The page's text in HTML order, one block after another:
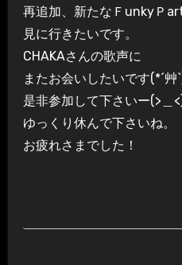
再追加、新たなＦunkyＰ
見に行きたいです。
CHAKAさんの歌声に
またお会いしたいです(*´艸
是非参加して下さいー(>＿
ゆっくり休んで下さいね。
お疲れさまでした！